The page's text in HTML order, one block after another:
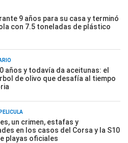
9 años para su casa y terminó
con 7.5 toneladas de plástico
años y todavía da aceitunas: el
de olivo que desafía al tiempo
un crimen, estafas y
en los casos del Corsa y la S10
playas oficiales